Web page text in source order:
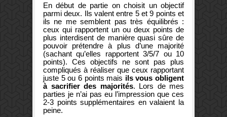
En début de partie on choisit un objectif
parmi deux. Ils valent entre 5 et 9 points et
ils ne me semblent pas très équilibrés :
ceux qui rapportent un ou deux points de
plus interdisent de manière quasi sûre de
pouvoir prétendre à plus d’une majorité
(sachant qu’elles rapportent 3/5/7 ou 10
points). Ces objectifs ne sont pas plus
compliqués à réaliser que ceux rapportant
juste 5 ou 6 points mais ils vous obligent
à sacrifier des majorités. Lors de mes
parties je n’ai pas eu l’impression que ces
2-3 points supplémentaires en valaient la
peine.